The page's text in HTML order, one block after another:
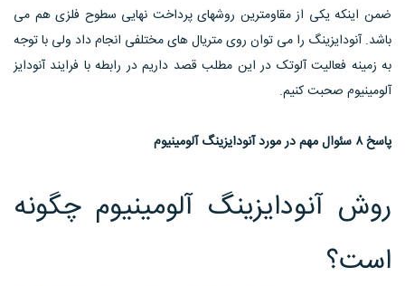
ضمن اینکه یکی از مقاومترین روشهای پرداخت نهایی سطوح فلزی هم می
باشد. آنودایزینگ را می توان روی متریال های مختلفی انجام داد ولی با توجه
به زمینه فعالیت آلوتک در این مطلب قصد داریم در رابطه با فرایند آنودایز
آلومینیوم صحبت کنیم.
پاسخ ۸ سئوال مهم در مورد آنودایزینگ آلومینیوم
روش آنودایزینگ آلومینیوم چگونه
است؟